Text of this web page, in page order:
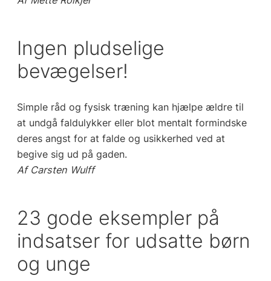
Ingen pludselige
bevægelser!
Simple råd og fysisk træning kan hjælpe ældre til
at undgå faldulykker eller blot mentalt formindske
deres angst for at falde og usikkerhed ved at
begive sig ud på gaden.
Af Carsten Wulff
23 gode eksempler på
indsatser for udsatte børn
og unge